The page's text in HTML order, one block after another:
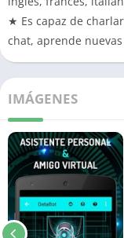
★ Es capaz de
chat, aprende
IMÁGENES